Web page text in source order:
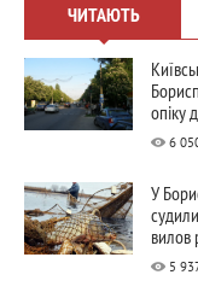
ЧИТАЮТЬ
опіку
6
У
вилов
5